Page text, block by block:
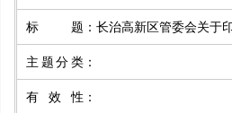
标题 ： 长治高新区管委会关于
主题分类 ：
有效性 ：